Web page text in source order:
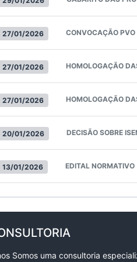
27/01/2026 CONVOCAÇÃO PVO
27/01/2026 HOMOLOGAÇÃO
27/01/2026 HOMOLOGAÇÃO
20/01/2026 DECISÃO SOBRE
13/01/2026 EDITAL NORMATIVO
Somos uma consultoria